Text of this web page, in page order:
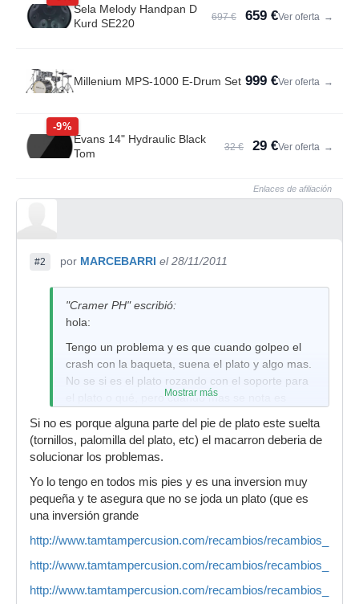
Sela Melody Handpan D
Kurd SE220
697 € 659 €Ver oferta →
Millenium MPS-1000 E-Drum Set 999 €Ver oferta →
-9%
Evans 14" Hydraulic Black
Tom
32 € 29 €Ver oferta →
Enlaces de afiliación
#2 por MARCEBARRI el 28/11/2011
"Cramer PH" escribió:
hola:
Tengo un problema y es que cuando golpeo el
crash con la baqueta, suena el plato y algo mas.
No se si es el plato rozando con el soporte para
el plato o qué, pero cuando mas se nota es
molesto y tengo miedo de que ese roce deteriore
el plato. ¿Es eso o puede ser otra cosa? ¿ Se
soluciona poniendo un macarrón de plástico
alrededor del soporte? Puse esparadrato
(esparatrapo para los gañanes) pero siguió
sonando.
Mostrar más
Si no es porque alguna parte del pie de plato este suelta
(tornillos, palomilla del plato, etc) el macarron deberia de
solucionar los problemas.
Yo lo tengo en todos mis pies y es una inversion muy
pequeña y te asegura que no se joda un plato (que es
una inversión grande
http://www.tamtampercusion.com/recambios/
http://www.tamtampercusion.com/recambios/
http://www.tamtampercusion.com/recambios/